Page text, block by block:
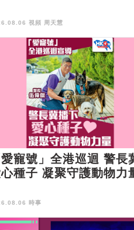
視頻 周天慧
愛寵號」全港巡迴 警長
種子 凝聚守護動物力
時事